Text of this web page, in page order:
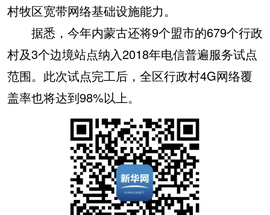
村牧区宽带网络基础设施能力。
据悉，今年内蒙古还将9个盟市的679个行政
村及3个边境站点纳入2018年电信普遍服务试点
范围。此次试点完工后，全区行政村4G网络覆
盖率也将达到98%以上。